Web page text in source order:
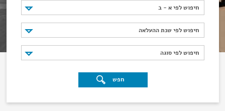
חיפוש לפי א - ב
חיפוש לפי א - ב
חיפוש לפי שנת ההעלאה
חיפוש לפי שנת ההעלאה
חיפוש לפי סוגה
חיפוש לפי סוגה
חפש